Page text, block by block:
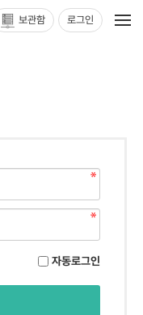
보관함 로그인
자동로그인